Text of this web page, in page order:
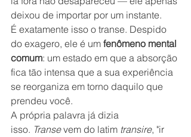
deixou de importar por um instante.
É exatamente isso o transe. Despido
do exagero, ele é um fenômeno mental
comum: um estado em que a absorção
fica tão intensa que a sua experiência
se reorganiza em torno daquilo que
prendeu você.
A própria palavra já dizia
isso. Transe vem do latim transire, "ir